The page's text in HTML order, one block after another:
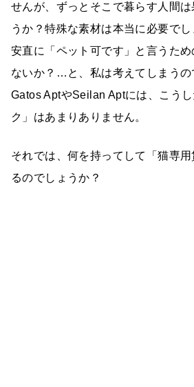
せんが、ずっとそこで暮らす人間は
うか？特殊な素材は本当に必要で
安直に「ペット可です」と言うた
ないか？…と、私は考えてしまうの
Gatos AptやSeilan Aptには、こう
ク」はあまりありません。
それでは、何を持ってして「猫専
るのでしょうか？